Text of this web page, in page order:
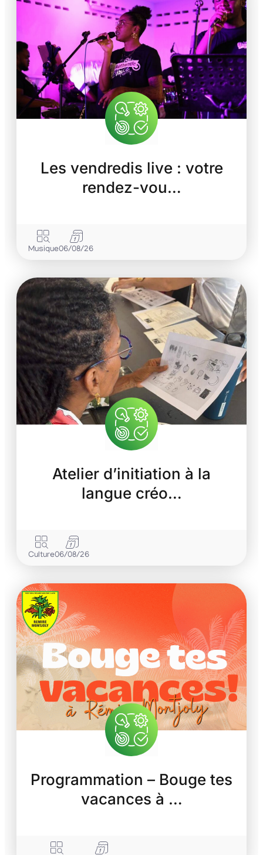
Les vendredis live : votre
rendez-vou…
Musique06/08/26
Atelier d’initiation à la
langue créo…
Culture06/08/26
Programmation – Bouge tes
vacances à …